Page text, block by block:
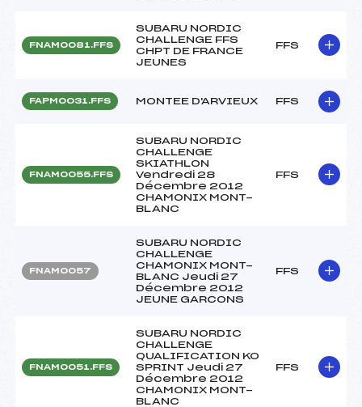
FNAM0081.FFS
SUBARU NORDIC
CHALLENGE FFS
CHPT DE FRANCE
JEUNES
FFS
FAPM0031.FFS MONTEE D'ARVIEUX FFS
FNAM0055.FFS
SUBARU NORDIC
CHALLENGE
SKIATHLON
Vendredi 28
Décembre 2012
CHAMONIX MONT-
BLANC
FFS
FNAM0057
SUBARU NORDIC
CHALLENGE
CHAMONIX MONT-
BLANC Jeudi 27
Décembre 2012
JEUNE GARCONS
FFS
FNAM0051.FFS
SUBARU NORDIC
CHALLENGE
QUALIFICATION KO
SPRINT Jeudi 27
Décembre 2012
CHAMONIX MONT-
BLANC
FFS